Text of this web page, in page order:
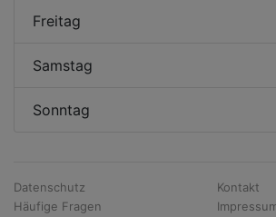
Freitag
Samstag
Sonntag
Datenschutz
Häufige Fragen
Kontakt